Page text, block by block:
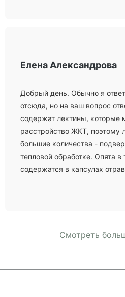
Елена Александрова
Добрый день. Обычно я
отсюда, но на ваш вопрос
содержат лектины, которые
расстройство ЖКТ, поэтому
большие количества -
тепловой обработке. Опята в
содержатся в капсулах
Смотреть